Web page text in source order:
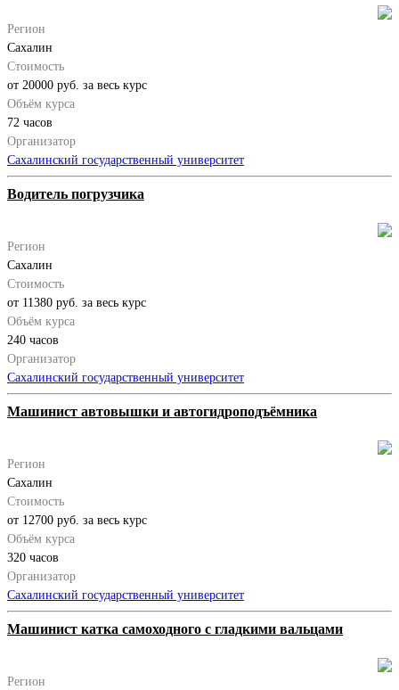
Регион
Сахалин
Стоимость
от 20000 руб. за весь курс
Объём курса
72 часов
Организатор
Сахалинский государственный университет
Водитель погрузчика
Регион
Сахалин
Стоимость
от 11380 руб. за весь курс
Объём курса
240 часов
Организатор
Сахалинский государственный университет
Машинист автовышки и автогидроподъёмника
Регион
Сахалин
Стоимость
от 12700 руб. за весь курс
Объём курса
320 часов
Организатор
Сахалинский государственный университет
Машинист катка самоходного с гладкими вальцами
Регион